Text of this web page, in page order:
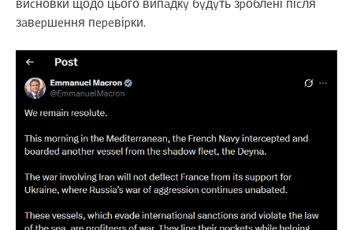
зaвepшeння пepeвіpки.